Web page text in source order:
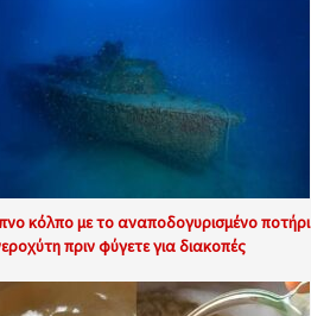
κόλπο με το αναποδογυρισμένο ποτήρι
πριν φύγετε για διακοπές